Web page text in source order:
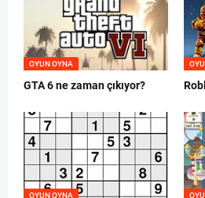
OYUN OYNA
GTA 6 ne zaman çıkıyor?
OYUN OYNA